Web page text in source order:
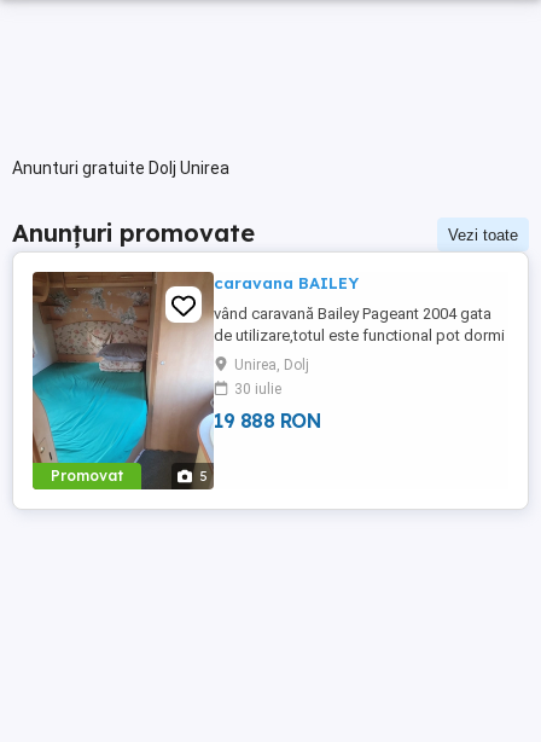
Anunturi gratuite Dolj Unirea
Anunțuri promovate Vezi toate
Promovat 5
caravana BAILEY
vând caravană Bailey Pageant 2004 gata
de utilizare,totul este functional pot dormi
4 persoane are un pat dublu și canapeaua
din fata se face tot pat dublu. Pentru mai
multe detalii puteți apela numărul de Tell
caravana se afla la UNIREA jud.DOLJ.
Unirea, Dolj
30 iulie
19 888 RON